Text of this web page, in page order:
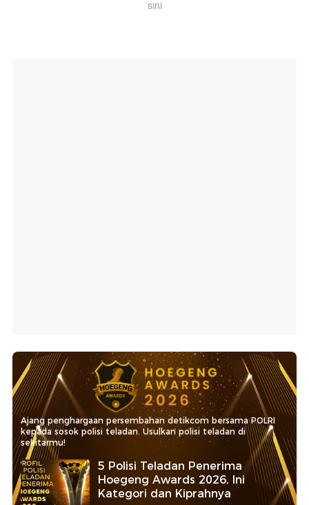
Ajang penghargaan persembahan detikcom bersama POLRI
kepada sosok polisi teladan. Usulkan polisi teladan di
sekitarmu!
5 Polisi Teladan Penerima
Hoegeng Awards 2026, Ini
Kategori dan Kiprahnya